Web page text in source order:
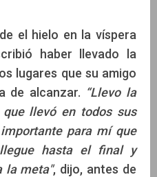
el hielo en la víspera
haber llevado la
lugares que su amigo
de alcanzar. “Llevo la
llevó en todos sus
para mí que
hasta el final y
la meta", dijo, antes de